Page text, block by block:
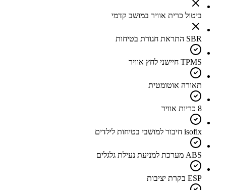
ביטול כרית אוויר במושב קדמי
SBR התראת חגורת בטיחות
TPMS חיישני לחץ אוויר
תאורה אוטומטית
8 כריות אוויר
isofix חיבור למושבי בטיחות לילדים
ABS מערכת למניעת נעילת גלגלים
ESP בקרת יציבות